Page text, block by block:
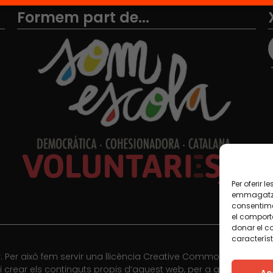
Per oferir
el
donar el
Formem part de...
això fem servir una llicència Creative Commons, llevat
els continguts propis d’aquest web, per a qualsevol